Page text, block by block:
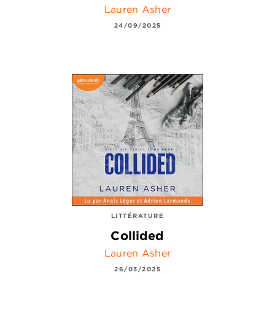
Lauren Asher
24/09/2025
LITTÉRATURE
Collided
Lauren Asher
26/03/2025